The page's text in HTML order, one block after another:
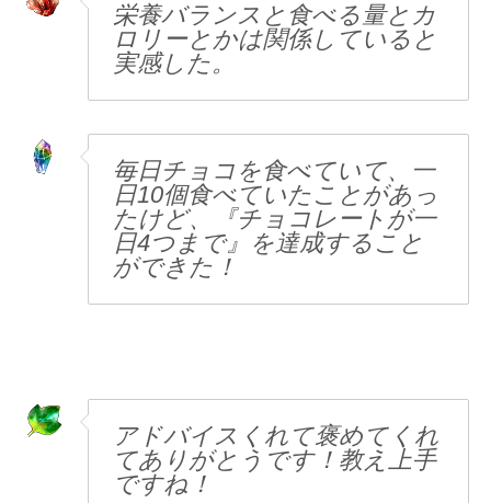
栄養バランスと食べる量とカ
ロリーとかは関係していると
実感した。
毎日チョコを食べていて、一
日10個食べていたことがあっ
たけど、『チョコレートが一
日4つまで』を達成すること
ができた！
アドバイスくれて褒めてくれ
てありがとうです！教え上手
ですね！